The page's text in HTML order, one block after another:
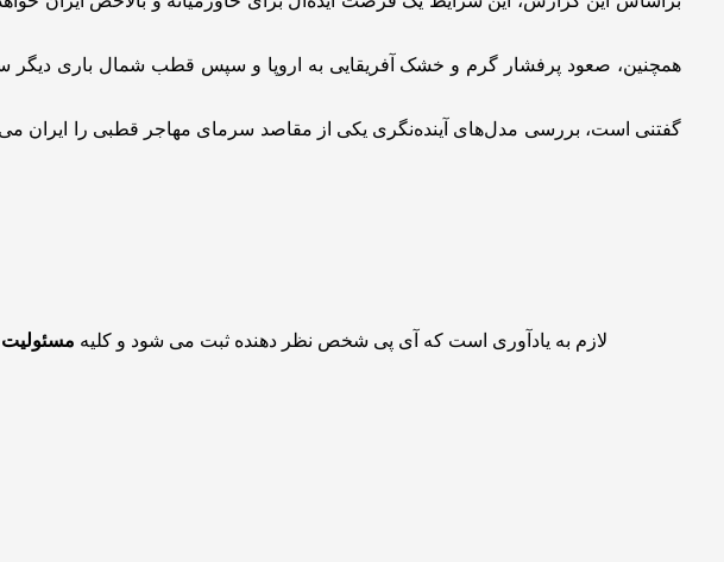
همچنین، صعود پرفشار گرم و خشک آفریقایی به اروپا و سپس قطب شمال باری
گفتنی است، بررسی مدل‌های آینده‌نگری یکی از مقاصد سرمای مهاجر قطبی را ایران
لازم به یادآوری است که آی پی شخص نظر دهنده ثبت می شود و کلیه